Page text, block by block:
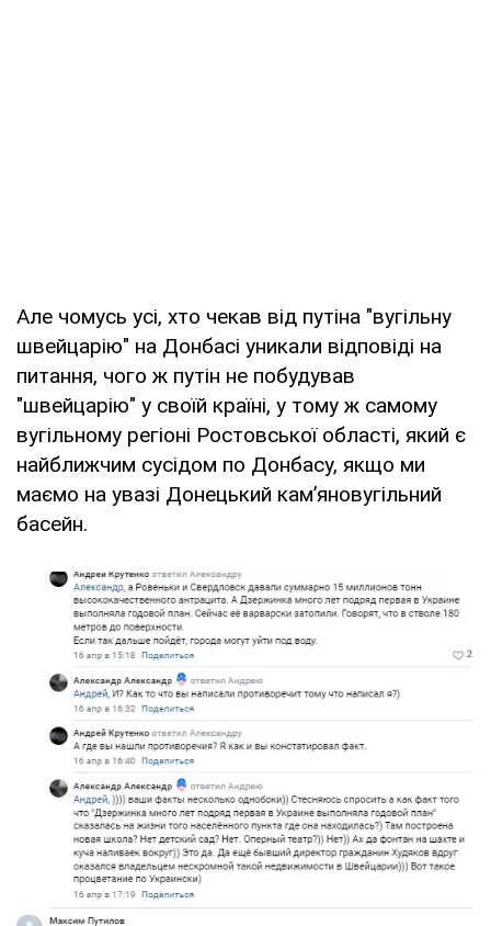
Але чомусь усі, хто чекав від путіна "вугільну
швейцарію" на Донбасі уникали відповіді на
питання, чого ж путін не побудував
"швейцарію" у своїй країні, у тому ж самому
вугільному регіоні Ростовської області, який є
найближчим сусідом по Донбасу, якщо ми
маємо на увазі Донецький кам’яновугільний
басейн.